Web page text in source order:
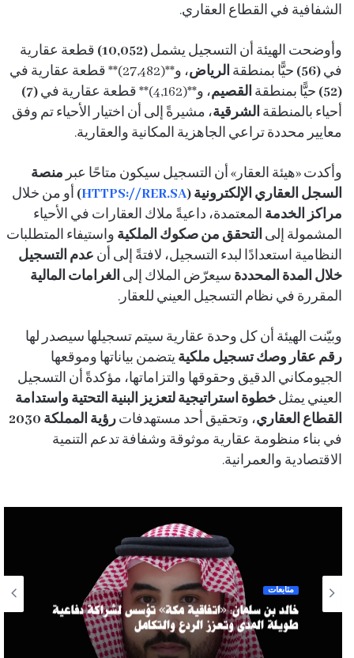
الشفافية في القطاع العقاري.
وأوضحت الهيئة أن التسجيل يشمل(10,052)
قطعة عقارية
في(56) حيًّا بمنطقة الرياض، و**(27,482)** قطعة عقارية في
(52)
حيًّا بمنطقة القصيم، و**(4,162)** قطعة عقارية في
(7)
أحياء بالمنطقة الشرقية، مشيرةً إلى أن اختيار الأحياء تم وفق
معايير محددة تراعي الجاهزية المكانية والعقارية.
وأكدت «هيئة العقار» أن التسجيل سيكون متاحًا عبر منصة
السجل العقاري الإلكترونية (HTTPS://RER.SA
) أو من خلال
مراكز الخدمة المعتمدة، داعيةً ملاك العقارات في الأحياء
المشمولة إلى التحقق من صكوك الملكية واستيفاء المتطلبات
النظامية استعدادًا لبدء التسجيل، لافتةً إلى أن عدم التسجيل
خلال المدة المحددة سيعرّض الملاك إلى الغرامات المالية
المقررة في نظام التسجيل العيني للعقار.
وبيّنت الهيئة أن كل وحدة عقارية سيتم تسجيلها سيصدر لها
رقم عقار وصك تسجيل ملكيةيتضمن بياناتها وموقعها
الجيومكاني الدقيق وحقوقها والتزاماتها، مؤكدةً أن التسجيل
العيني يمثلخطوة استراتيجية لتعزيز البنية التحتية واستدامة
القطاع العقاري، وتحقيق أحد مستهدفاترؤية المملكة 2030
في بناء منظومة عقارية موثوقة وشفافة تدعم التنمية
الاقتصادية والعمرانية.
متابعات
خالد بن سلمان: «اتفاقية مكة» تؤسس لشراكة دفاعية
طويلة المدى وتعزز الردع والتكامل